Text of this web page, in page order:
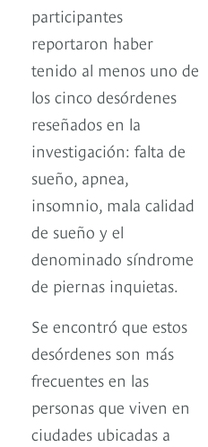
participantes
reportaron haber
tenido al menos uno de
los cinco desórdenes
reseñados en la
investigación: falta de
sueño, apnea,
insomnio, mala calidad
de sueño y el
denominado síndrome
de piernas inquietas.
Se encontró que estos
desórdenes son más
frecuentes en las
personas que viven en
ciudades ubicadas a